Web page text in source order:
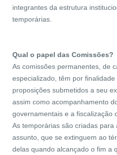
integrantes da estrutura
temporárias.
Qual o papel das Comissões?
As comissões permanentes, de
especializado, têm por
proposições submetidos a seu
assim como acompanhamento
governamentais e a fiscalização
As temporárias são criadas
assunto, que se extinguem ao
delas quando alcançado o fim a